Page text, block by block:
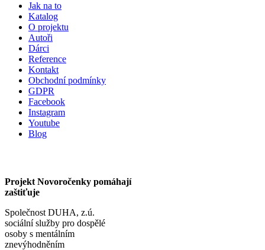
Jak na to
Katalog
O projektu
Autoři
Dárci
Reference
Kontakt
Obchodní podmínky
GDPR
Facebook
Instagram
Youtube
Blog
Projekt Novoročenky pomáhají
zaštiťuje
Společnost DUHA, z.ú.
sociální služby pro dospělé
osoby s mentálním
znevýhodněním